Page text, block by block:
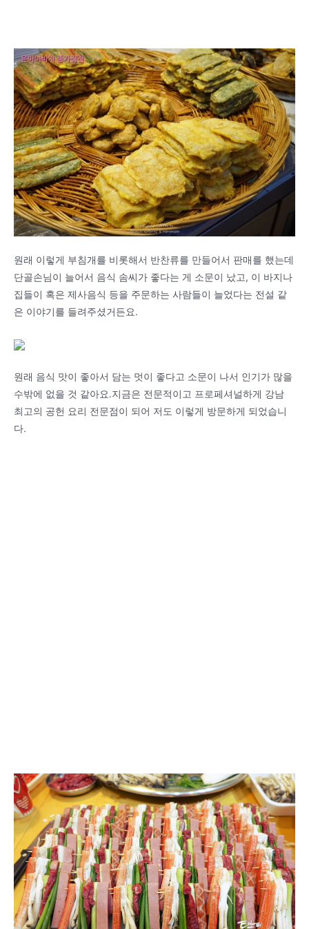
원래 이렇게 부침개를 비롯해서 반찬류를 만들어서 판매를 했는데
단골손님이 늘어서 음식 솜씨가 좋다는 게 소문이 났고, 이 바지나
집들이 혹은 제사음식 등을 주문하는 사람들이 늘었다는 전설 같
은 이야기를 들려주셨거든요.
원래 음식 맛이 좋아서 담는 멋이 좋다고 소문이 나서 인기가 많을
수밖에 없을 것 같아요.지금은 전문적이고 프로페셔널하게 강남
최고의 공헌 요리 전문점이 되어 저도 이렇게 방문하게 되었습니
다.